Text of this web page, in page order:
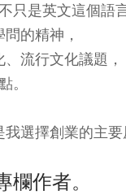
只是英文這個語
的精神，
流行文化議題，
。
選擇創業的主要
作者。